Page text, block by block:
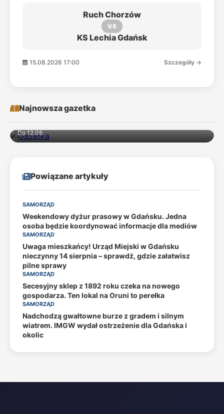
Ruch Chorzów
VS
KS Lechia Gdańsk
15.08.2026 17:00 Szczegóły →
Najnowsza gazetka
Do 12.08
Powiązane artykuły
SAMORZĄD
Weekendowy dyżur prasowy w Gdańsku. Jedna
osoba będzie koordynować informacje dla mediów
SAMORZĄD
Uwaga mieszkańcy! Urząd Miejski w Gdańsku
nieczynny 14 sierpnia – sprawdź, gdzie załatwisz
pilne sprawy
SAMORZĄD
Secesyjny sklep z 1892 roku czeka na nowego
gospodarza. Ten lokal na Oruni to perełka
SAMORZĄD
Nadchodzą gwałtowne burze z gradem i silnym
wiatrem. IMGW wydał ostrzeżenie dla Gdańska i
okolic